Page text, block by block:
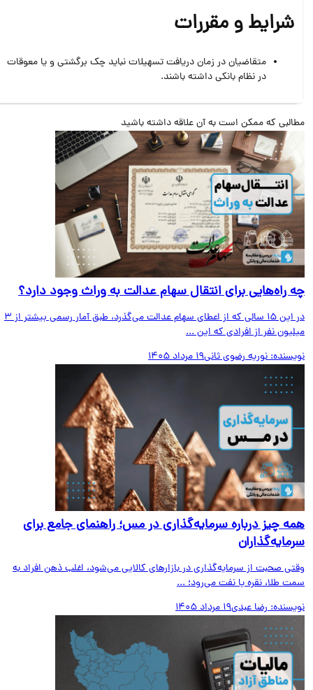
شرایط و مقررات
متقاضیان در زمان دریافت تسهیلات نباید چک برگشتی و یا معوقات
در نظام بانکی داشته باشند.
که ممکن است به آن علاقه داشته باشید
راه‌هایی برای انتقال سهام عدالت به وراث وجود دارد؟
در این ۱۵ سالی که از اعطای سهام عدالت می‌گذرد، طبق آمار رسمی بیشتر از ۳
نفر از افرادی که این ...
نوریه رضوی ثانی19 مرداد 1405
چیز درباره سرمایه‌گذاری در مس؛ راهنمای جامع برای
صحبت از سرمایه‌گذاری در بازارهای کالایی می‌شود، اغلب ذهن افراد به
طلا، نقره یا نفت می‌رود؛ ...
رضا عبدی19 مرداد 1405